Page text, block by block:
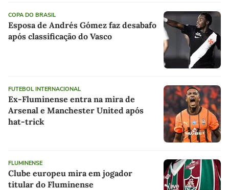
COPA DO BRASIL
Esposa de Andrés Gómez faz desabafo
após classificação do Vasco
FUTEBOL INTERNACIONAL
Ex-Fluminense entra na mira de
Arsenal e Manchester United após
hat-trick
FLUMINENSE
Clube europeu mira em jogador
titular do Fluminense